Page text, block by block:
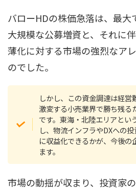
バローHDの株価急落は、最大
大規模な公募増資と、それに
薄化に対する市場の強烈なア
のでした。
しかし、この資金調達は経営
激変する小売業界で勝ち残る
です。東海・北陸エリアとい
し、物流インフラやDXへの
に収益化できるかが、今後の
ます。
市場の動揺が収まり、投資家